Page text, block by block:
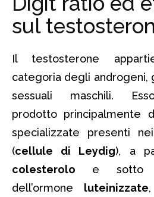
sul
Il testosterone
categoria degli androgeni,
sessuali maschili.
prodotto principalmente
specializzate presenti
(cellule di Leydig), a
colesterolo e sotto
dell’ormone luteinizzate